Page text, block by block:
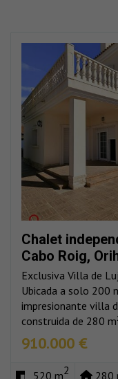
Chalet
Cabo Roig,
Exclusiva Villa de
Ubicada a solo 200
impresionante villa
construida de 280
910.000 €
520 m2 280